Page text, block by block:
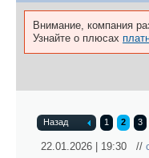
Внимание, компания
Узнайте о плюсах
Назад 1 2 3
22.01.2026 | 19:30 //